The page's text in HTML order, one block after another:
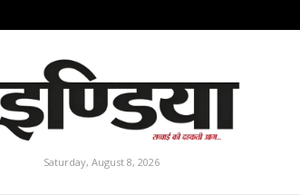
Saturday, August 8, 2026